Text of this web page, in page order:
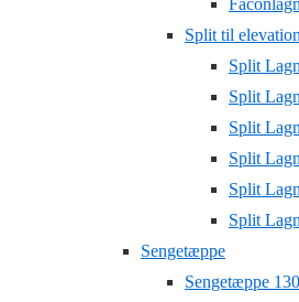
Split til
Split
Split
Split
Split
Split
Split
Sengetæppe
Sengetæppe